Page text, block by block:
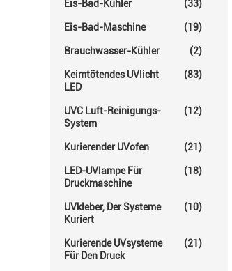
Eis-Bad-Kühler (33)
Eis-Bad-Maschine (19)
Brauchwasser-Kühler (2)
Keimtötendes UVlicht
LED
(83)
UVC Luft-Reinigungs-
System
(12)
Kurierender UVofen (21)
LED-UVlampe Für
Druckmaschine
(18)
UVkleber, Der Systeme
Kuriert
(10)
Kurierende UVsysteme
Für Den Druck
(21)